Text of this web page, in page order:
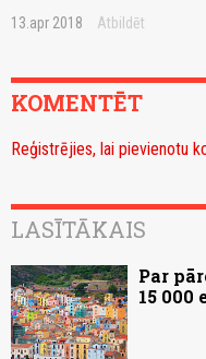
13.apr 2018 Atbildēt
KOMENTĒT
Reģistrējies, lai pievienotu
LASĪTĀKAIS
Par
15 000